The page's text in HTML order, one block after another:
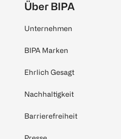
Über BIPA
Unternehmen
BIPA Marken
Ehrlich Gesagt
Nachhaltigkeit
Barrierefreiheit